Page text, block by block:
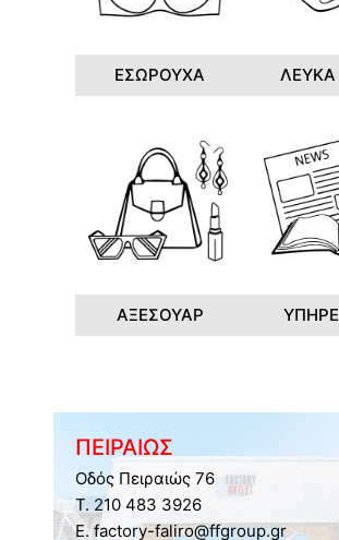
ΕΣΩΡΟΥΧΑ ΛΕΥΚΑ
ΑΞΕΣΟΥΑΡ
ΠΕΙΡΑΙΩΣ
Οδός Πειραιώς 76
Τ. 210 483 3926
E. factory-faliro@ffgroup.gr